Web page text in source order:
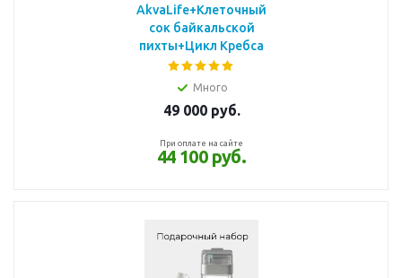
AkvaLife+Клеточный
сок байкальской
пихты+Цикл Кребса
Много
49 000руб.
При оплате на сайте
44 100 руб.